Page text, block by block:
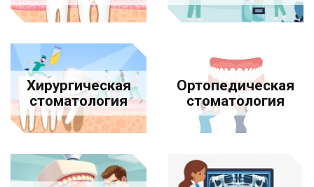
Хирургическая
стоматология
Ортопедическая
стоматология